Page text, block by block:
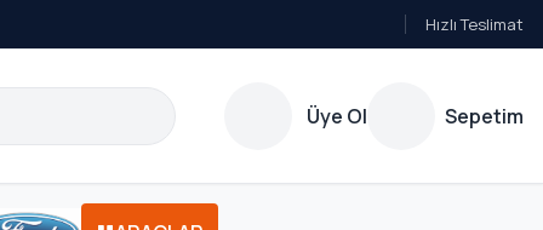
Hızlı Teslimat
Üye Ol Sepetim